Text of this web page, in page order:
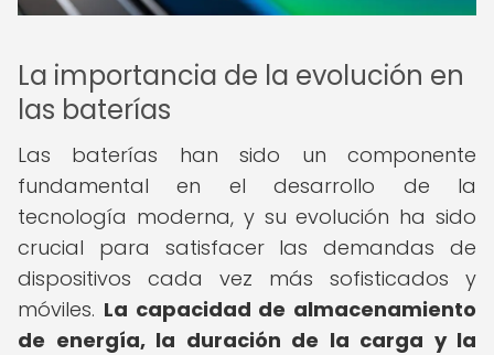
La importancia de la evolución en
las baterías
Las baterías han sido un componente
fundamental en el desarrollo de la
tecnología moderna, y su evolución ha sido
crucial para satisfacer las demandas de
dispositivos cada vez más sofisticados y
móviles. La capacidad de almacenamiento
de energía, la duración de la carga y la